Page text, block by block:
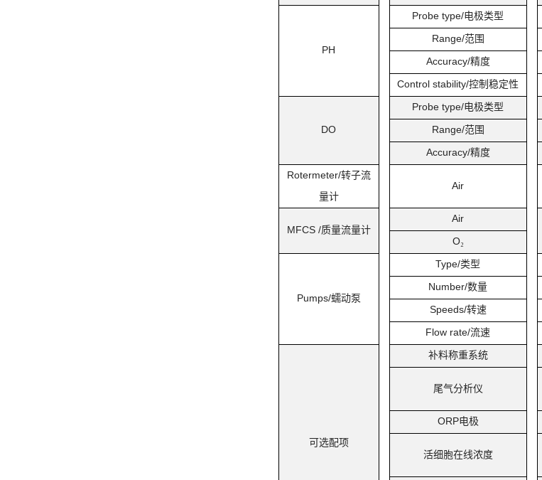
PH
Probe type/电极类型
Range/范围
Accuracy/精度
Control stability/控制稳定性
DO
Probe type/电极类型
Range/范围
Accuracy/精度
Rotermeter/转子流
量计
Air
MFCS /质量流量计
Air
O₂
Pumps/蠕动泵
Type/类型
Number/数量
Speeds/转速
Flow rate/流速
可选配项
补料称重系统
尾气分析仪
ORP电极
活细胞在线浓度